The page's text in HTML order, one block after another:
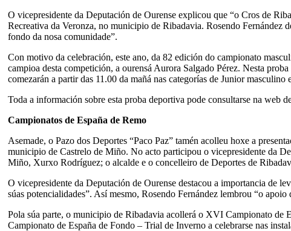
O vicepresidente da Deputación de Ourense explicou que “o Cros de
Recreativa da Veronza, no municipio de Ribadavia. Rosendo Fernández
fondo da nosa comunidade”.
Con motivo da celebración, este ano, da 82 edición do campionato
campioa desta competición, a ourensá Aurora Salgado Pérez. Nesta
comezarán a partir das 11.00 da mañá nas categorías de Junior
Toda a información sobre esta proba deportiva pode consultarse na web
Campionatos de España de Remo
Asemade, o Pazo dos Deportes “Paco Paz” tamén acolleu hoxe a
municipio de Castrelo de Miño. No acto participou o vicepresidente da
Miño, Xurxo Rodríguez; o alcalde e o concelleiro de Deportes de
O vicepresidente da Deputación de Ourense destacou a importancia de
súas potencialidades”. Así mesmo, Rosendo Fernández lembrou “o
Pola súa parte, o municipio de Ribadavia acollerá o XVI Campionato de
Campionato de España de Fondo – Trial de Inverno a celebrarse nas